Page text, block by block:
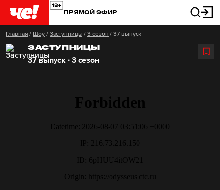
ПРЯМОЙ ЭФИР
Главная / Шоу / Заступницы / 3 сезон / 37 выпуск
ЗАСТУПНИЦЫ
37 выпуск ∙ 3 сезон